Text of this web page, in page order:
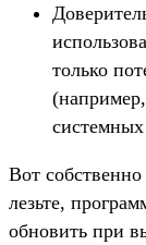
только
Вот
лезьте,
обновить при